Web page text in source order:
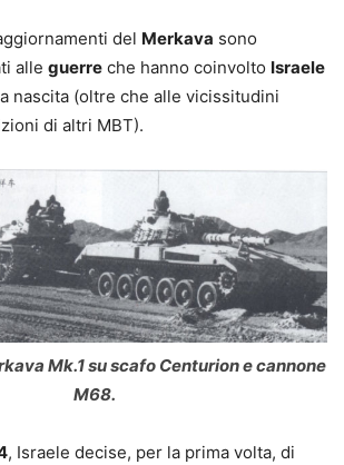
del Merkava sono
alle guerre che hanno coinvolto Israele
nascita (oltre che alle vicissitudini
di altri MBT).
Mk.1 su scafo Centurion e cannone
M68.
, Israele decise, per la prima volta, di